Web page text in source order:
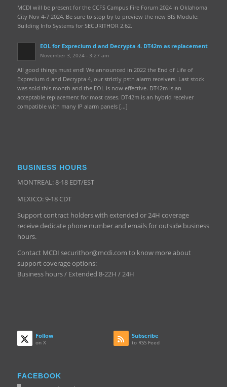
MCDI will be present for the CCFS Campus Fire Forum 2024 in Oklahoma
City Nov 4-7 2024. Be sure to stop by to preview the new BIS Module:
Building Info Systems for SECURITHOR 2.62.
EOL for Exprecium d and Decrypta 4. DT42m as replacement
November 3, 2024 - 3:27 am
All good things must end! We announced in 2022 the End of Life of
Exprecium d and Decrypta 4, our strictly pstn alarm receivers. Last stock
was sold this month and the EOL is now effective. DT42m is an
acceptable replacement for most cases. DT42m is an hybrid receiver
compatible with many IP alarm panels […]
BUSINESS HOURS
MONTREAL: 8-18 EDT/EST
MEXICO: 9-18 CDT
Support contract holders with extended or 24H coverage
receive dedicate phone number and emails for outside business
hours.
Contact MCDI securithor@mcdi.com to know more about
support coverage options:
Business hours / Extended 8-22H / 24H
Follow
on X
Subscribe
to RSS Feed
FACEBOOK